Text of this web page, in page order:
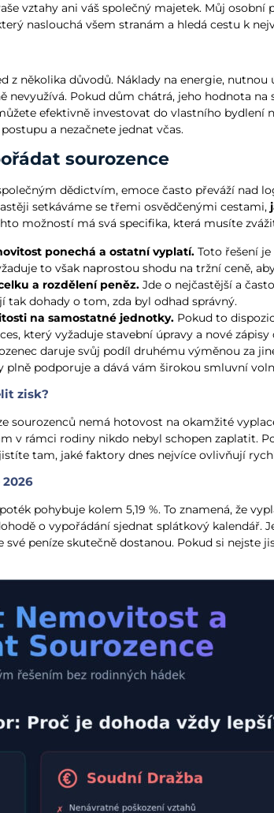
vztahy ani váš společný majetek. Můj osobní
naslouchá všem stranám a hledá cestu k
z několika důvodů. Náklady na energie,
Pokud dům chátrá, jeho hodnota
efektivně investovat do vlastního bydlení
a nezačnete jednat včas.
sourozence
dědictvím, emoce často převáží nad
setkáváme se třemi osvědčenými cestami,
možností má svá specifika, která musíte
ponechá a ostatní vyplatí. Toto řešení
to však naprostou shodu na tržní ceně,
a rozdělení peněz. Jde o nejčastější a
tak dohady o tom, zda byl odhad správný.
na samostatné jednotky. Pokud to
který vyžaduje stavební úpravy a nové zápisy
daruje svůj podíl druhému výměnou za
plně podporuje a dává vám širokou smluvní
zisk?
sourozenců nemá hotovost na okamžité
v rámci rodiny nikdo nebyl schopen zaplatit.
tam, jaké faktory dnes nejvíce ovlivňují
pohybuje kolem 5,19 %. To znamená, že
o vypořádání sjednat splátkový kalendář.
peníze skutečně dostanou. Pokud si nejste